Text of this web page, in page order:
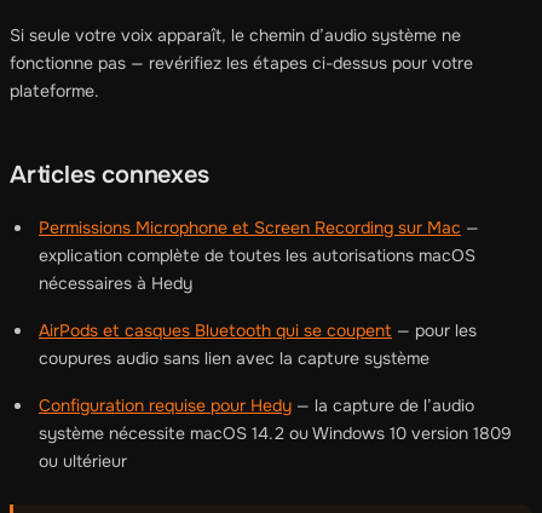
Si seule votre voix apparaît, le chemin d’audio système ne
fonctionne pas — revérifiez les étapes ci-dessus pour votre
plateforme.
Articles connexes
Permissions Microphone et Screen Recording sur Mac —
explication complète de toutes les autorisations macOS
nécessaires à Hedy
AirPods et casques Bluetooth qui se coupent — pour les
coupures audio sans lien avec la capture système
Configuration requise pour Hedy — la capture de l’audio
système nécessite macOS 14.2 ou Windows 10 version 1809
ou ultérieur